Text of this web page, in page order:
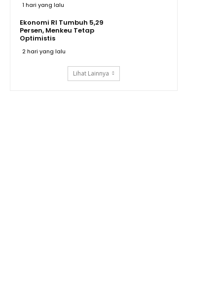
1 hari yang lalu
Ekonomi RI Tumbuh 5,29
Persen, Menkeu Tetap
Optimistis
2 hari yang lalu
Lihat Lainnya